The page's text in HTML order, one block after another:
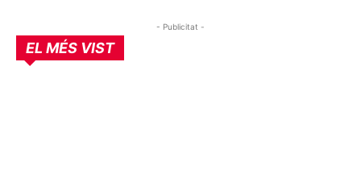
- Publicitat -
EL MÉS VIST